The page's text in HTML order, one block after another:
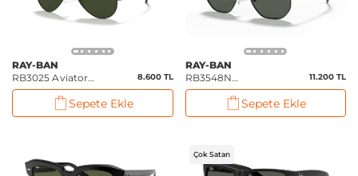
RAY-BAN
RB3025 Aviator
Classic
8.600 TL
Sepete Ekle
RAY-BAN
RB3548N
Hexagonal Flat
11.200 TL
Sepete Ekle
Çok Satan